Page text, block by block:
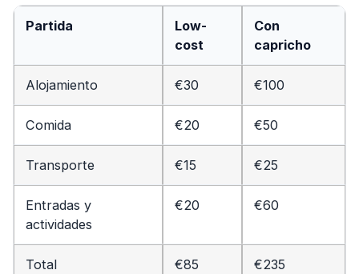
Partida
Low-
cost
Con
capricho
Alojamiento €30 €100
Comida €20 €50
Transporte €15 €25
Entradas y
actividades
€20 €60
Total €85 €235